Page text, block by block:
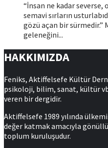
“İnsan ne kadar severse,
semavi sırların
gözü açan bir sürmedir.”
geleneğini...
HAKKIMIZDA
Feniks, Aktiffelsefe Kültür
psikoloji, bilim, sanat, kültür
veren bir dergidir.
Aktiffelsefe 1989 yılında
değer katmak amacıyla
toplum kuruluşudur.